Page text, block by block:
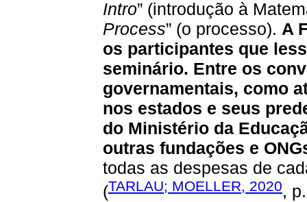
Intro” (introdução à
Process” (o processo). A
os participantes que
seminário. Entre os
governamentais, como
nos estados e seus
do Ministério da
outras fundações e
todas as despesas de
(TARLAU; MOELLER, 2020,